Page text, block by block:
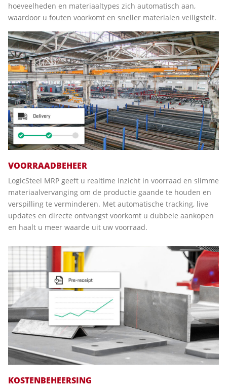
hoeveelheden en materiaaltypes zich automatisch aan,
waardoor u fouten voorkomt en sneller materialen veiligstelt.
VOORRAADBEHEER
LogicSteel MRP geeft u realtime inzicht in voorraad en slimme
materiaalvervanging om de productie gaande te houden en
verspilling te verminderen. Met automatische tracking, live
updates en directe ontvangst voorkomt u dubbele aankopen
en haalt u meer waarde uit uw voorraad.
KOSTENBEHEERSING